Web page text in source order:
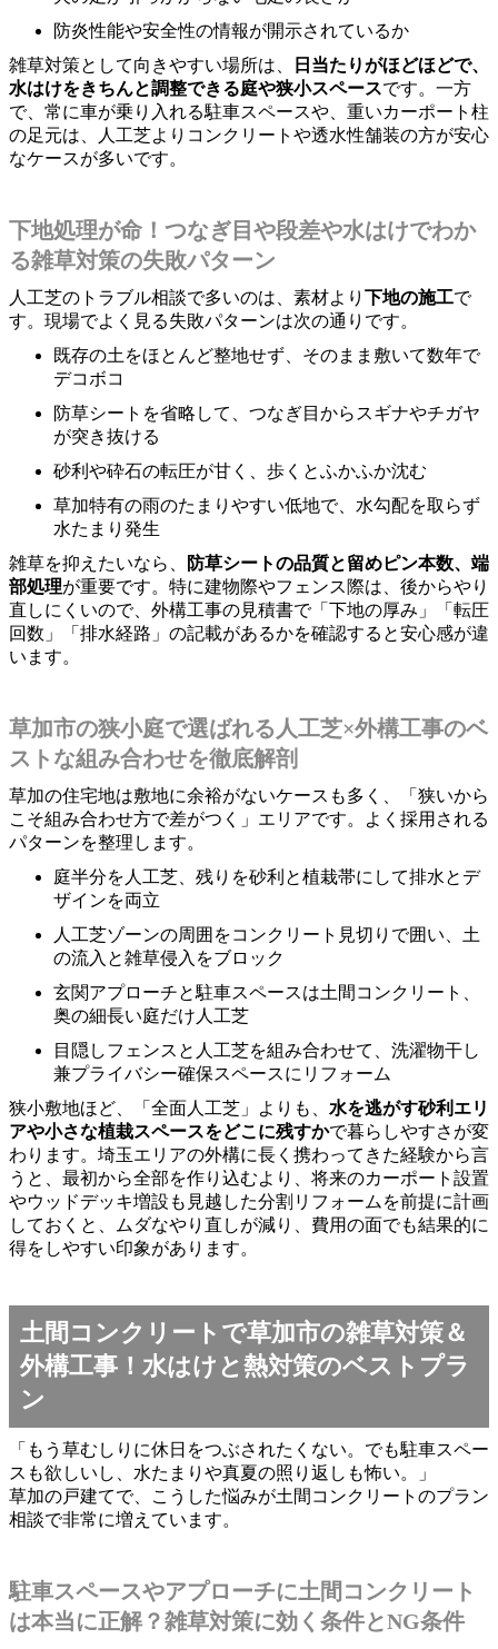
防炎性能や安全性の情報が開示されているか
雑草対策として向きやすい場所は、
日当たりがほどほどで、
水はけをきちんと調整できる庭や狭小スペースです。一方
で、常に車が乗り入れる駐車スペースや、重いカーポート柱
の足元は、人工芝よりコンクリートや透水性舗装の方が安心
なケースが多いです。
下地処理が命！つなぎ目や段差や水はけでわか
る雑草対策の失敗パターン
人工芝のトラブル相談で多いのは、素材より 下地の施工で
す。現場でよく見る失敗パターンは次の通りです。
既存の土をほとんど整地せず、そのまま敷いて数年で
デコボコ
防草シートを省略して、つなぎ目からスギナやチガヤ
が突き抜ける
砂利や砕石の転圧が甘く、歩くとふかふか沈む
草加特有の雨のたまりやすい低地で、水勾配を取らず
水たまり発生
雑草を抑えたいなら、
防草シートの品質と留めピン本数、端
部処理が重要です。特に建物際やフェンス際は、後からやり
直しにくいので、外構工事の見積書で「下地の厚み」「転圧
回数」「排水経路」の記載があるかを確認すると安心感が違
います。
草加市の狭小庭で選ばれる人工芝×外構工事のベ
ストな組み合わせを徹底解剖
草加の住宅地は敷地に余裕がないケースも多く、「狭いから
こそ組み合わせ方で差がつく」エリアです。よく採用される
パターンを整理します。
庭半分を人工芝、残りを砂利と植栽帯にして排水とデ
ザインを両立
人工芝ゾーンの周囲をコンクリート見切りで囲い、土
の流入と雑草侵入をブロック
玄関アプローチと駐車スペースは土間コンクリート、
奥の細長い庭だけ人工芝
目隠しフェンスと人工芝を組み合わせて、洗濯物干し
兼プライバシー確保スペースにリフォーム
狭小敷地ほど、「全面人工芝」よりも、 水を逃がす砂利エリ
アや小さな植栽スペースをどこに残すかで暮らしやすさが変
わります。埼玉エリアの外構に長く携わってきた経験から言
うと、最初から全部を作り込むより、将来のカーポート設置
やウッドデッキ増設も見越した分割リフォームを前提に計画
しておくと、ムダなやり直しが減り、費用の面でも結果的に
得をしやすい印象があります。
土間コンクリートで草加市の雑草対策＆
外構工事！水はけと熱対策のベストプラ
ン
「もう草むしりに休日をつぶされたくない。でも駐車スペー
スも欲しいし、水たまりや真夏の照り返しも怖い。」
草加の戸建てで、こうした悩みが土間コンクリートのプラン
相談で非常に増えています。
駐車スペースやアプローチに土間コンクリート
は本当に正解？雑草対策に効く条件とNG条件